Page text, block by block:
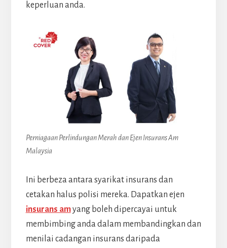
keperluan anda.
Perniagaan Perlindungan Merah dan Ejen Insurans Am
Malaysia
Ini berbeza antara syarikat insurans dan
cetakan halus polisi mereka. Dapatkan ejen
insurans amyang boleh dipercayai untuk
membimbing anda dalam membandingkan dan
menilai cadangan insurans daripada